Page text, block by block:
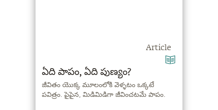
Article
ఏది పాపం, ఏది పుణ్యం?
జీవితం యొక్క మూలంలోకి వెళ్ళటం ఒక్కటే
పవిత్రం. పైపైన, మిడిమిడిగా జీవించటమే పాపం.